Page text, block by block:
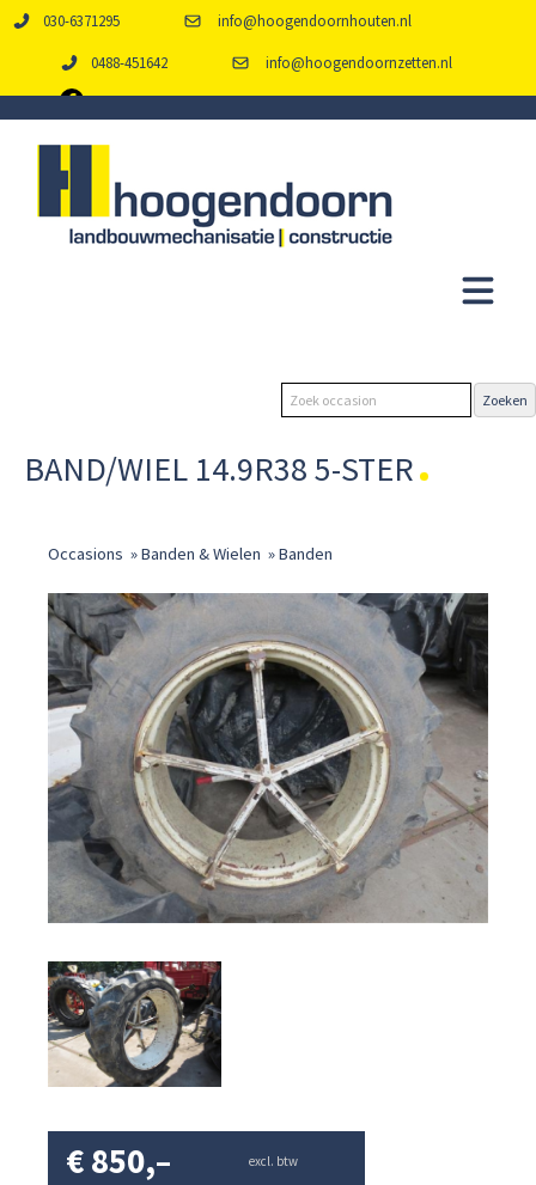
030-6371295 info@hoogendoornhouten.nl
0488-451642 info@hoogendoornzetten.nl
BAND/WIEL 14.9R38 5-STER
Occasions »Banden & Wielen »Banden
€850,– excl. btw